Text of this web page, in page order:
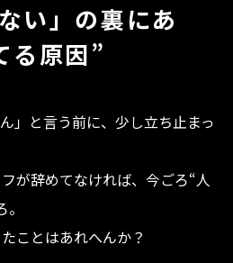
い」の裏にあ
る原因”
」と言う前に、少し立ち止まっ
が辞めてなければ、今ごろ“人
ことはあれへんか？